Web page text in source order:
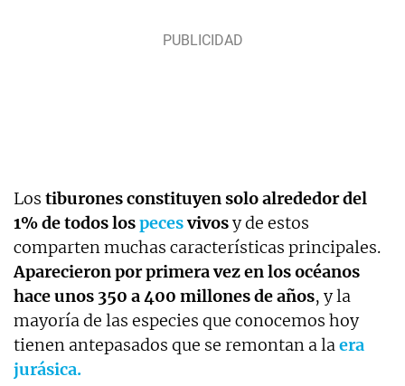
Los tiburones constituyen solo alrededor del
1% de todos lospecesvivosy de estos
comparten muchas características principales.
Aparecieron por primera vez en los océanos
hace unos 350 a 400 millones de años, y la
mayoría de las especies que conocemos hoy
tienen antepasados ​​que se remontan a laera
jurásica.